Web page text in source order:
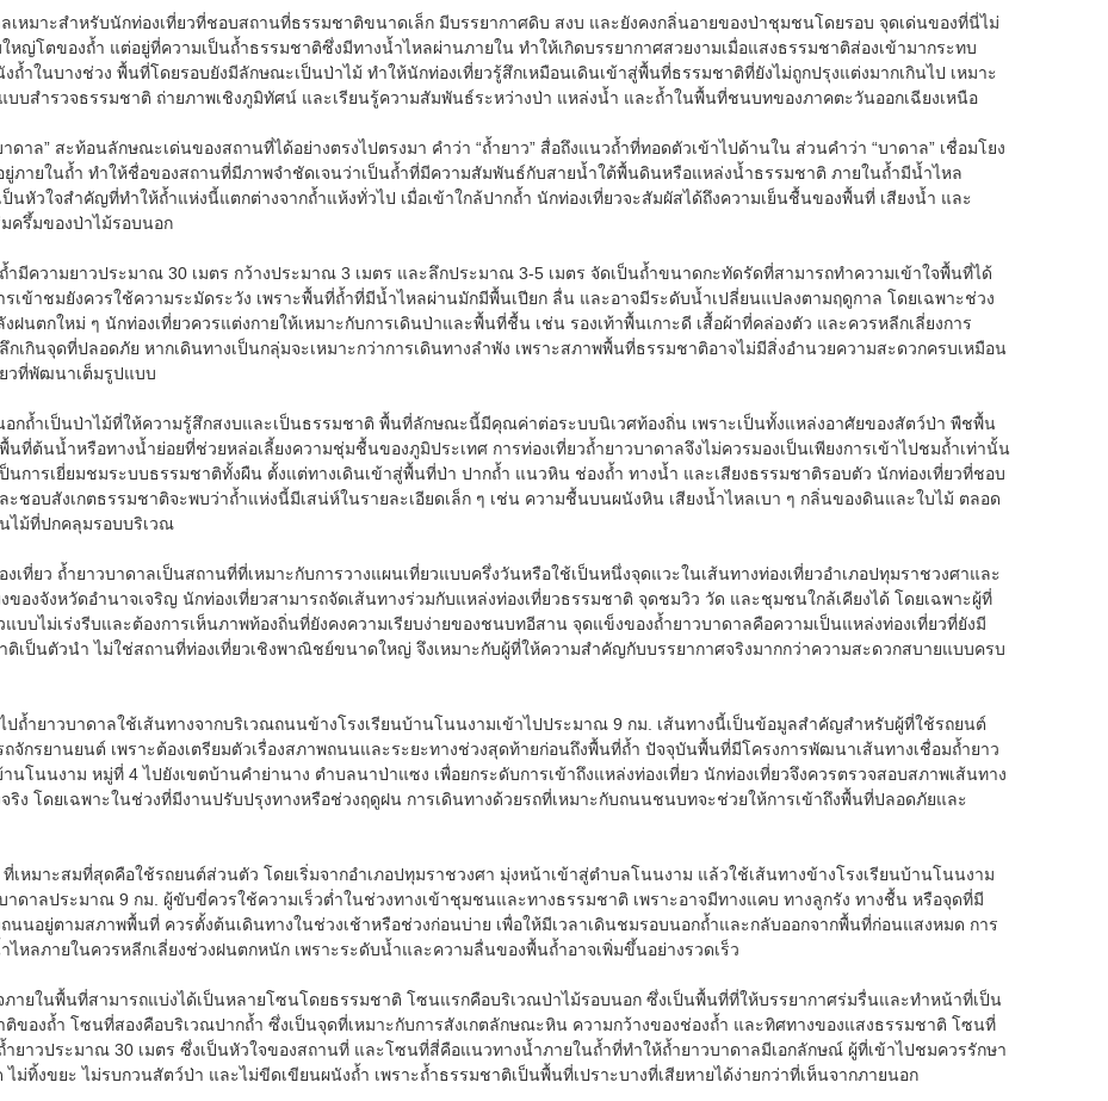
เหมาะสำหรับนักท่องเที่ยวที่ชอบสถานที่ธรรมชาติขนาดเล็ก มีบรรยากาศดิบ สงบ และยังคงกลิ่นอายของป่าชุมชนโดยรอบ จุดเด่นของที่นี่ไม่
หญ่โตของถ้ำ แต่อยู่ที่ความเป็นถ้ำธรรมชาติซึ่งมีทางน้ำไหลผ่านภายใน ทำให้เกิดบรรยากาศสวยงามเมื่อแสงธรรมชาติส่องเข้ามากระทบ
ถ้ำในบางช่วง พื้นที่โดยรอบยังมีลักษณะเป็นป่าไม้ ทำให้นักท่องเที่ยวรู้สึกเหมือนเดินเข้าสู่พื้นที่ธรรมชาติที่ยังไม่ถูกปรุงแต่งมากเกินไป เหมาะ
บบสำรวจธรรมชาติ ถ่ายภาพเชิงภูมิทัศน์ และเรียนรู้ความสัมพันธ์ระหว่างป่า แหล่งน้ำ และถ้ำในพื้นที่ชนบทของภาคตะวันออกเฉียงเหนือ
าดาล” สะท้อนลักษณะเด่นของสถานที่ได้อย่างตรงไปตรงมา คำว่า “ถ้ำยาว” สื่อถึงแนวถ้ำที่ทอดตัวเข้าไปด้านใน ส่วนคำว่า “บาดาล” เชื่อมโยง
ยู่ภายในถ้ำ ทำให้ชื่อของสถานที่มีภาพจำชัดเจนว่าเป็นถ้ำที่มีความสัมพันธ์กับสายน้ำใต้พื้นดินหรือแหล่งน้ำธรรมชาติ ภายในถ้ำมีน้ำไหล
ป็นหัวใจสำคัญที่ทำให้ถ้ำแห่งนี้แตกต่างจากถ้ำแห้งทั่วไป เมื่อเข้าใกล้ปากถ้ำ นักท่องเที่ยวจะสัมผัสได้ถึงความเย็นชื้นของพื้นที่ เสียงน้ำ และ
ครึ้มของป่าไม้รอบนอก
มีความยาวประมาณ 30 เมตร กว้างประมาณ 3 เมตร และลึกประมาณ 3-5 เมตร จัดเป็นถ้ำขนาดกะทัดรัดที่สามารถทำความเข้าใจพื้นที่ได้
รเข้าชมยังควรใช้ความระมัดระวัง เพราะพื้นที่ถ้ำที่มีน้ำไหลผ่านมักมีพื้นเปียก ลื่น และอาจมีระดับน้ำเปลี่ยนแปลงตามฤดูกาล โดยเฉพาะช่วง
ฝนตกใหม่ ๆ นักท่องเที่ยวควรแต่งกายให้เหมาะกับการเดินป่าและพื้นที่ชื้น เช่น รองเท้าพื้นเกาะดี เสื้อผ้าที่คล่องตัว และควรหลีกเลี่ยงการ
กเกินจุดที่ปลอดภัย หากเดินทางเป็นกลุ่มจะเหมาะกว่าการเดินทางลำพัง เพราะสภาพพื้นที่ธรรมชาติอาจไม่มีสิ่งอำนวยความสะดวกครบเหมือน
วที่พัฒนาเต็มรูปแบบ
กถ้ำเป็นป่าไม้ที่ให้ความรู้สึกสงบและเป็นธรรมชาติ พื้นที่ลักษณะนี้มีคุณค่าต่อระบบนิเวศท้องถิ่น เพราะเป็นทั้งแหล่งอาศัยของสัตว์ป่า พืชพื้น
นที่ต้นน้ำหรือทางน้ำย่อยที่ช่วยหล่อเลี้ยงความชุ่มชื้นของภูมิประเทศ การท่องเที่ยวถ้ำยาวบาดาลจึงไม่ควรมองเป็นเพียงการเข้าไปชมถ้ำเท่านั้น
นการเยี่ยมชมระบบธรรมชาติทั้งผืน ตั้งแต่ทางเดินเข้าสู่พื้นที่ป่า ปากถ้ำ แนวหิน ช่องถ้ำ ทางน้ำ และเสียงธรรมชาติรอบตัว นักท่องเที่ยวที่ชอบ
ะชอบสังเกตธรรมชาติจะพบว่าถ้ำแห่งนี้มีเสน่ห์ในรายละเอียดเล็ก ๆ เช่น ความชื้นบนผนังหิน เสียงน้ำไหลเบา ๆ กลิ่นของดินและใบไม้ ตลอด
ไม้ที่ปกคลุมรอบบริเวณ
งเที่ยว ถ้ำยาวบาดาลเป็นสถานที่ที่เหมาะกับการวางแผนเที่ยวแบบครึ่งวันหรือใช้เป็นหนึ่งจุดแวะในเส้นทางท่องเที่ยวอำเภอปทุมราชวงศาและ
ของจังหวัดอำนาจเจริญ นักท่องเที่ยวสามารถจัดเส้นทางร่วมกับแหล่งท่องเที่ยวธรรมชาติ จุดชมวิว วัด และชุมชนใกล้เคียงได้ โดยเฉพาะผู้ที่
แบบไม่เร่งรีบและต้องการเห็นภาพท้องถิ่นที่ยังคงความเรียบง่ายของชนบทอีสาน จุดแข็งของถ้ำยาวบาดาลคือความเป็นแหล่งท่องเที่ยวที่ยังมี
เป็นตัวนำ ไม่ใช่สถานที่ท่องเที่ยวเชิงพาณิชย์ขนาดใหญ่ จึงเหมาะกับผู้ที่ให้ความสำคัญกับบรรยากาศจริงมากกว่าความสะดวกสบายแบบครบ
ปถ้ำยาวบาดาลใช้เส้นทางจากบริเวณถนนข้างโรงเรียนบ้านโนนงามเข้าไปประมาณ 9 กม. เส้นทางนี้เป็นข้อมูลสำคัญสำหรับผู้ที่ใช้รถยนต์
จักรยานยนต์ เพราะต้องเตรียมตัวเรื่องสภาพถนนและระยะทางช่วงสุดท้ายก่อนถึงพื้นที่ถ้ำ ปัจจุบันพื้นที่มีโครงการพัฒนาเส้นทางเชื่อมถ้ำยาว
นโนนงาม หมู่ที่ 4 ไปยังเขตบ้านคำย่านาง ตำบลนาป่าแซง เพื่อยกระดับการเข้าถึงแหล่งท่องเที่ยว นักท่องเที่ยวจึงควรตรวจสอบสภาพเส้นทาง
ริง โดยเฉพาะในช่วงที่มีงานปรับปรุงทางหรือช่วงฤดูฝน การเดินทางด้วยรถที่เหมาะกับถนนชนบทจะช่วยให้การเข้าถึงพื้นที่ปลอดภัยและ
เหมาะสมที่สุดคือใช้รถยนต์ส่วนตัว โดยเริ่มจากอำเภอปทุมราชวงศา มุ่งหน้าเข้าสู่ตำบลโนนงาม แล้วใช้เส้นทางข้างโรงเรียนบ้านโนนงาม
าดาลประมาณ 9 กม. ผู้ขับขี่ควรใช้ความเร็วต่ำในช่วงทางเข้าชุมชนและทางธรรมชาติ เพราะอาจมีทางแคบ ทางลูกรัง ทางชื้น หรือจุดที่มี
นนอยู่ตามสภาพพื้นที่ ควรตั้งต้นเดินทางในช่วงเช้าหรือช่วงก่อนบ่าย เพื่อให้มีเวลาเดินชมรอบนอกถ้ำและกลับออกจากพื้นที่ก่อนแสงหมด การ
ไหลภายในควรหลีกเลี่ยงช่วงฝนตกหนัก เพราะระดับน้ำและความลื่นของพื้นถ้ำอาจเพิ่มขึ้นอย่างรวดเร็ว
ภายในพื้นที่สามารถแบ่งได้เป็นหลายโซนโดยธรรมชาติ โซนแรกคือบริเวณป่าไม้รอบนอก ซึ่งเป็นพื้นที่ที่ให้บรรยากาศร่มรื่นและทำหน้าที่เป็น
ของถ้ำ โซนที่สองคือบริเวณปากถ้ำ ซึ่งเป็นจุดที่เหมาะกับการสังเกตลักษณะหิน ความกว้างของช่องถ้ำ และทิศทางของแสงธรรมชาติ โซนที่
ยาวประมาณ 30 เมตร ซึ่งเป็นหัวใจของสถานที่ และโซนที่สี่คือแนวทางน้ำภายในถ้ำที่ทำให้ถ้ำยาวบาดาลมีเอกลักษณ์ ผู้ที่เข้าไปชมควรรักษา
ไม่ทิ้งขยะ ไม่รบกวนสัตว์ป่า และไม่ขีดเขียนผนังถ้ำ เพราะถ้ำธรรมชาติเป็นพื้นที่เปราะบางที่เสียหายได้ง่ายกว่าที่เห็นจากภายนอก